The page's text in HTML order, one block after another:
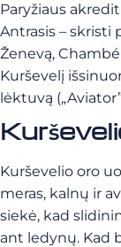
Paryžiaus
Antrasis – skristi
Ženevą,
Kurševelį
lėktuvą
Kurševelio oro
meras, kalnų ir
siekė, kad
ant ledynų. Kad